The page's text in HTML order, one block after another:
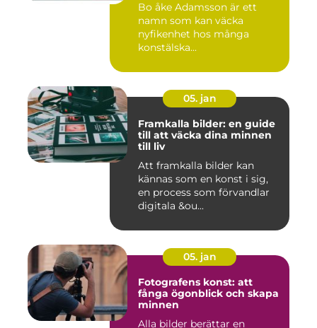
Bo åke Adamsson är ett
namn som kan väcka
nyfikenhet hos många
konstälska...
05. jan
Framkalla bilder: en guide
till att väcka dina minnen
till liv
Att framkalla bilder kan
kännas som en konst i sig,
en process som förvandlar
digitala &ou...
05. jan
Fotografens konst: att
fånga ögonblick och skapa
minnen
Alla bilder berättar en